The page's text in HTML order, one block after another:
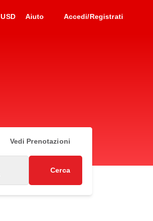
USD Aiuto Accedi/Registrati
Vedi Prenotazioni
Cerca